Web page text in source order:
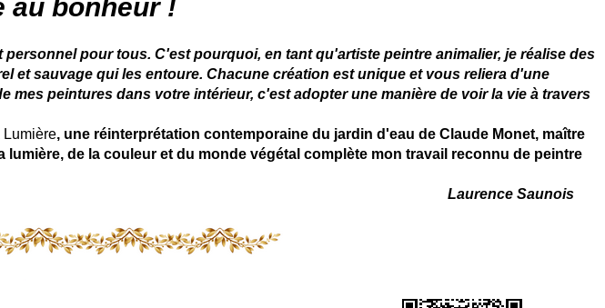
au bonheur !
pour tous. C'est pourquoi, en tant qu'artiste peintre animalier, je réalise des
et sauvage qui les entoure. Chacune création est unique et vous reliera d'une
mes peintures dans votre intérieur, c'est adopter une manière de voir la vie à travers
Lumière, une réinterprétation contemporaine du jardin d'eau de Claude Monet, maître
lumière, de la couleur et du monde végétal complète mon travail reconnu de peintre
Laurence Saunois